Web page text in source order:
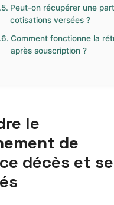
Peut-on récupérer une
cotisations versées ?
Comment fonctionne la
après souscription ?
le
de
décès et